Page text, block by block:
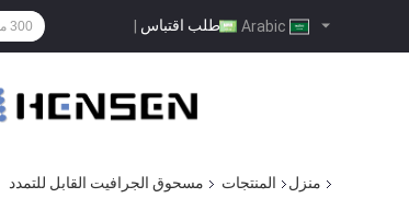
طلب اقتباس |
منزل المنتجات مسحوق الجرافيت القابل للتمدد